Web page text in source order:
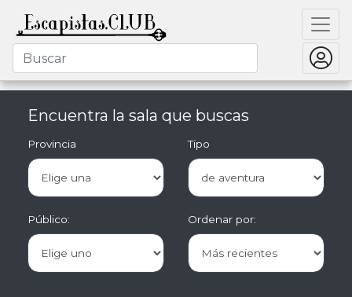
Encuentra la sala que buscas
Provincia Tipo
Público: Ordenar por: